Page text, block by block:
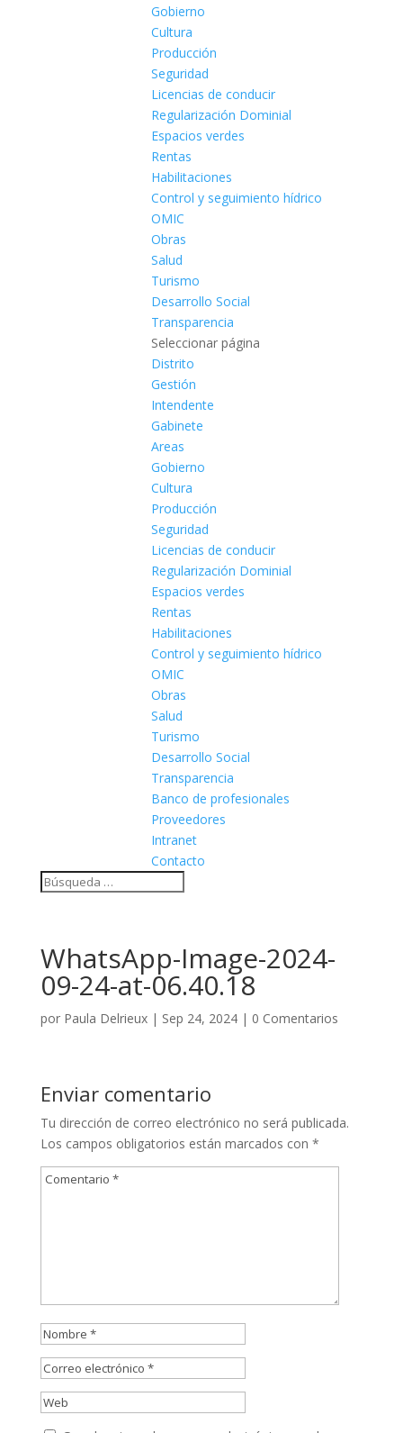
Gobierno
Cultura
Producción
Seguridad
Licencias de conducir
Regularización Dominial
Espacios verdes
Rentas
Habilitaciones
Control y seguimiento hídrico
OMIC
Obras
Salud
Turismo
Desarrollo Social
Transparencia
Seleccionar página
Distrito
Gestión
Intendente
Gabinete
Areas
Gobierno
Cultura
Producción
Seguridad
Licencias de conducir
Regularización Dominial
Espacios verdes
Rentas
Habilitaciones
Control y seguimiento hídrico
OMIC
Obras
Salud
Turismo
Desarrollo Social
Transparencia
Banco de profesionales
Proveedores
Intranet
Contacto
WhatsApp-Image-2024-
09-24-at-06.40.18
por Paula Delrieux| Sep 24, 2024| 0 Comentarios
Enviar comentario
Tu dirección de correo electrónico no será publicada.
Los campos obligatorios están marcados con *